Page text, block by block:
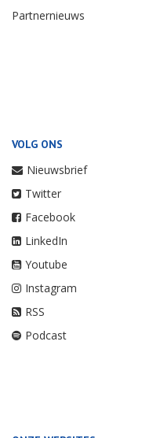
Partnernieuws
VOLG ONS
Nieuwsbrief
Twitter
Facebook
LinkedIn
Youtube
Instagram
RSS
Podcast